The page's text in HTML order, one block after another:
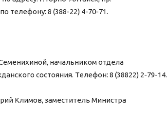
телефону: 8 (388-22) 4-70-71.
начальником отдела
состояния. Телефон: 8 (38822) 2-79-14.
Климов, заместитель Министра